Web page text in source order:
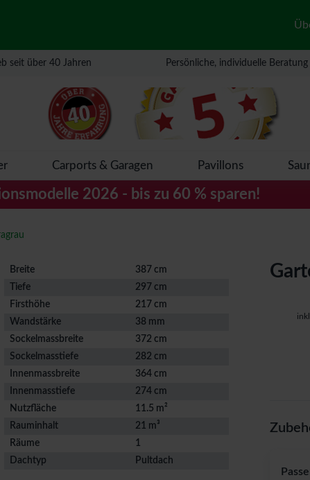
seit über 40 Jahren Persönliche, individuelle Beratung
Carports & Garagen Pavillons
2026 - bis zu 60 % sparen!
Breite
387 cm
Tiefe
297 cm
Firsthöhe
217 cm
Wandstärke
38 mm
Sockelmassbreite
372 cm
Sockelmasstiefe
282 cm
Innenmassbreite
364 cm
Innenmasstiefe
274 cm
Nutzfläche
11.5 m²
Rauminhalt
21 m³
Räume
1
Dachtyp
Pultdach